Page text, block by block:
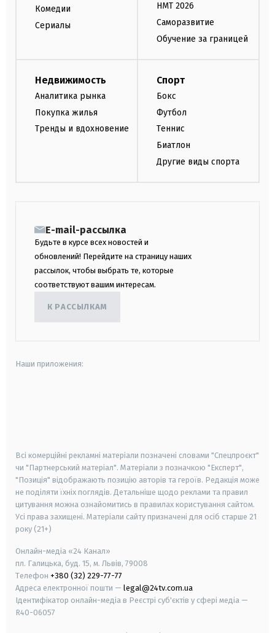
Комедии
Сериалы
НМТ 2026
Саморазвитие
Обучение за границей
Недвижимость
Аналитика рынка
Покупка жилья
Тренды и вдохновение
Спорт
Бокс
Футбол
Теннис
Биатлон
Другие виды спорта
E-mail-рассылка
Будьте в курсе всех новостей и
обновлений! Перейдите на страницу наших
рассылок, чтобы выбрать те, которые
соответствуют вашим интересам.
К РАССЫЛКАМ
Наши приложения:
Всі комерційні рекламні матеріали позначені словами "Спецпроєкт"
чи "Партнерський матеріал". Матеріали з позначкою "Експерт",
"Позиція" відображають позицію авторів та героїв. Редакція може
не поділяти їхніх поглядів. Детальніше щодо реклами та правил
цитування можна ознайомитись в правилах користування сайтом.
Усі права захищені. Матеріали сайту призначені для осіб старше 21
року (21+)
Онлайн-медіа «24 Канал»
пл. Галицька, буд. 15, м. Львів, 79008
Телефон +380 (32) 229-77-77
Адреса електронної пошти — legal@24tv.com.ua
Ідентифікатор онлайн-медіа в Реєстрі суб'єктів у сфері медіа —
R40-06057